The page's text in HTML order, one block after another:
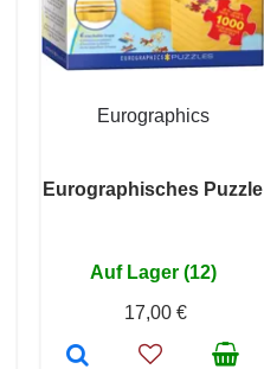
Eurographics
Eurographisches Puzzle
Auf Lager (12)
17,00 €